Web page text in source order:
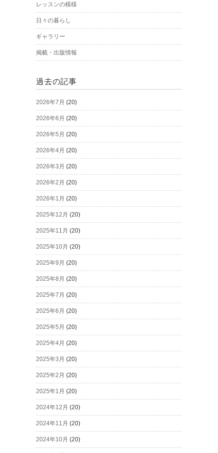
レッスンの模様
日々の暮らし
ギャラリー
掲載・出版情報
過去の記事
2026年7月 (20)
2026年6月 (20)
2026年5月 (20)
2026年4月 (20)
2026年3月 (20)
2026年2月 (20)
2026年1月 (20)
2025年12月 (20)
2025年11月 (20)
2025年10月 (20)
2025年9月 (20)
2025年8月 (20)
2025年7月 (20)
2025年6月 (20)
2025年5月 (20)
2025年4月 (20)
2025年3月 (20)
2025年2月 (20)
2025年1月 (20)
2024年12月 (20)
2024年11月 (20)
2024年10月 (20)